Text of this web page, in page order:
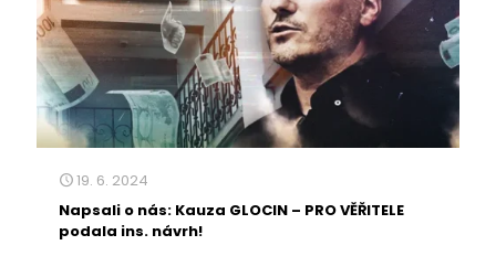
19. 6. 2024
Napsali o nás: Kauza GLOCIN – PRO VĚŘITELE
podala ins. návrh!